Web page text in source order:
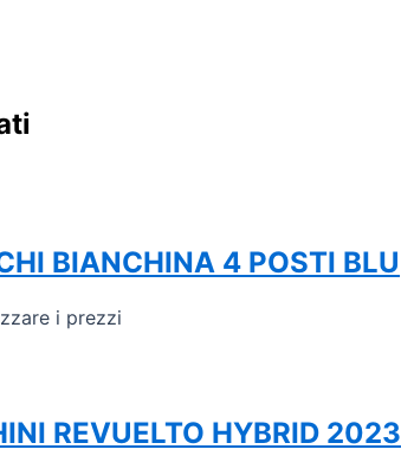
BIANCHINA 4 POSTI BLU
i prezzi
REVUELTO HYBRID 2023